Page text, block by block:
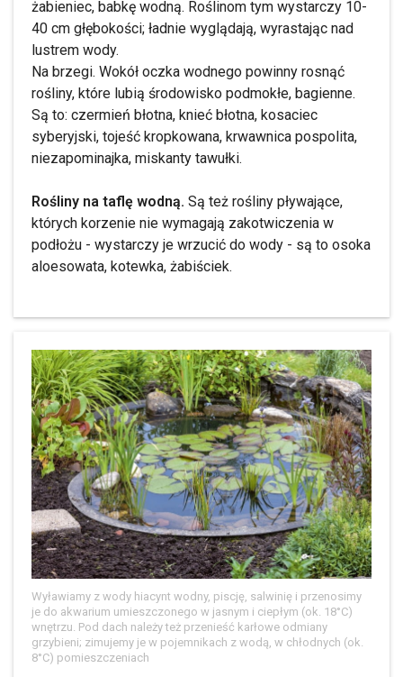
żabieniec, babkę wodną. Roślinom tym wystarczy 10-
40 cm głębokości; ładnie wyglądają, wyrastając nad
lustrem wody.
Na brzegi. Wokół oczka wodnego powinny rosnąć
rośliny, które lubią środowisko podmokłe, bagienne.
Są to: czermień błotna, knieć błotna, kosaciec
syberyjski, tojeść kropkowana, krwawnica pospolita,
niezapominajka, miskanty tawułki.
Rośliny na taflę wodną. Są też rośliny pływające,
których korzenie nie wymagają zakotwiczenia w
podłożu - wystarczy je wrzucić do wody - są to osoka
aloesowata, kotewka, żabiściek.
Wyławiamy z wody hiacynt wodny, piscję, salwinię i przenosimy
je do akwarium umieszczonego w jasnym i ciepłym (ok. 18°C)
wnętrzu. Pod dach należy też przenieść karłowe odmiany
grzybieni; zimujemy je w pojemnikach z wodą, w chłodnych (ok.
8°C) pomieszczeniach